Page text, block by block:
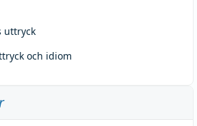
uttryck
och idiom